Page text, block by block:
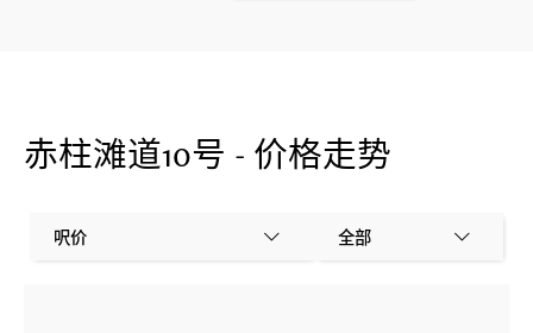
赤柱滩道10号 - 价格走势
呎价 全部